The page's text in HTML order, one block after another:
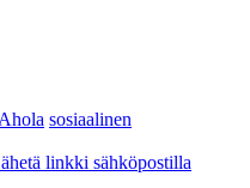
sosiaalinen
linkki sähköpostilla